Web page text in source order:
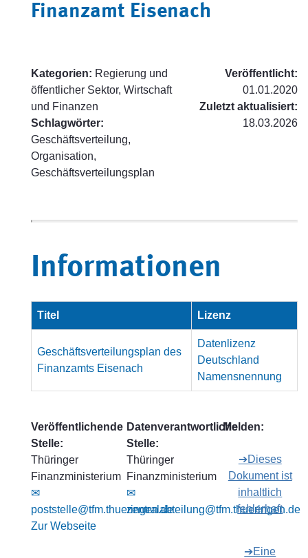
Finanzamt Eisenach
Kategorien: Regierung und
öffentlicher Sektor, Wirtschaft
und Finanzen
Schlagwörter:
Geschäftsverteilung,
Organisation,
Geschäftsverteilungsplan
Veröffentlicht:
01.01.2020
Zuletzt aktualisiert:
18.03.2026
Informationen
Titel Lizenz
Geschäftsverteilungsplan des
Finanzamts Eisenach
Datenlizenz
Deutschland
Namensnennung
Veröffentlichende
Stelle:
Thüringer
Finanzministerium
✉
poststelle@tfm.thueringen.de
Zur Webseite
Datenverantwortliche
Stelle:
Thüringer
Finanzministerium
✉
zentralabteilung@tfm.thueringen.de
Melden:
➔Dieses
Dokument ist
inhaltlich
fehlerhaft
➔Eine